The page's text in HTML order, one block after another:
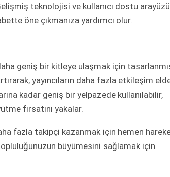
teknolojisi ve kullanıcı dostu arayüzü
öne çıkmanıza yardımcı olur.
geniş bir kitleye ulaşmak için
yayıncıların daha fazla etkileşim
kadar geniş bir yelpazede kullanılabilir,
fırsatını yakalar.
fazla takipçi kazanmak için hemen
büyümesini sağlamak için